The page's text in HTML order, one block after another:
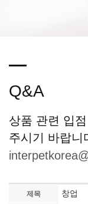
Q&A
상품 관련 입
주시기 바랍니
제목 창업